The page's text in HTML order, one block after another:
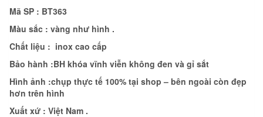
Mã SP : BT363
Màu sắc : vàng như hình .
Chất liệu : inox cao cấp
Bảo hành :BH khóa vĩnh viễn không đen và gỉ sắt
Hình ảnh :chụp thực tế 100% tại shop – bên ngoài còn đẹp
hơn trên hình
Xuất xứ : Việt Nam .